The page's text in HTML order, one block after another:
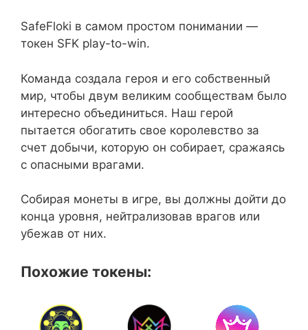
SafeFloki в самом простом понимании —
токен SFK play-to-win.
Команда создала героя и его собственный
мир, чтобы двум великим сообществам было
интересно объединиться. Наш герой
пытается обогатить свое королевство за
счет добычи, которую он собирает, сражаясь
с опасными врагами.
Собирая монеты в игре, вы должны дойти до
конца уровня, нейтрализовав врагов или
убежав от них.
Похожие токены: